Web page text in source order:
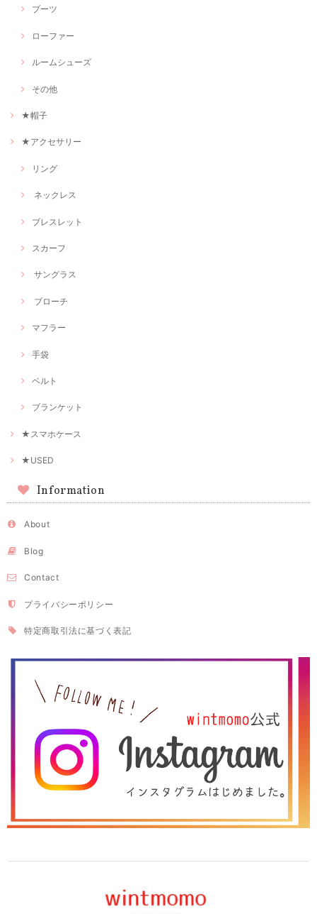
ブーツ
ローファー
ルームシューズ
その他
★帽子
★アクセサリー
リング
ネックレス
ブレスレット
スカーフ
サングラス
ブローチ
マフラー
手袋
ベルト
ブランケット
★スマホケース
★USED
Information
About
Blog
Contact
プライバシーポリシー
特定商取引法に基づく表記